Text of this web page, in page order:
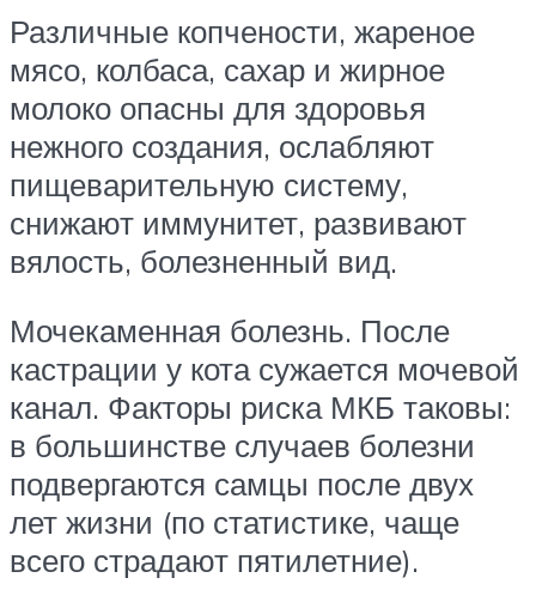
Различные копчености, жареное
мясо, колбаса, сахар и жирное
молоко опасны для здоровья
нежного создания, ослабляют
пищеварительную систему,
снижают иммунитет, развивают
вялость, болезненный вид.
Мочекаменная болезнь. После
кастрации у кота сужается мочевой
канал. Факторы риска МКБ таковы:
в большинстве случаев болезни
подвергаются самцы после двух
лет жизни (по статистике, чаще
всего страдают пятилетние).